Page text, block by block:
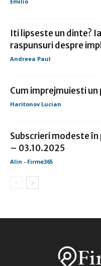
Iti lipseste un dinte?
raspunsuri despre
Andreea Paul
Cum imprejmuiesti
Haritonov Lucian
Subscrieri modeste în
– 03.10.2025
Alin - Firme365